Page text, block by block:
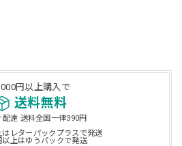
円以上購入で
送料無料
配達 送料全国一律390円
はレターパックプラスで発送
以上はゆうパックで発送